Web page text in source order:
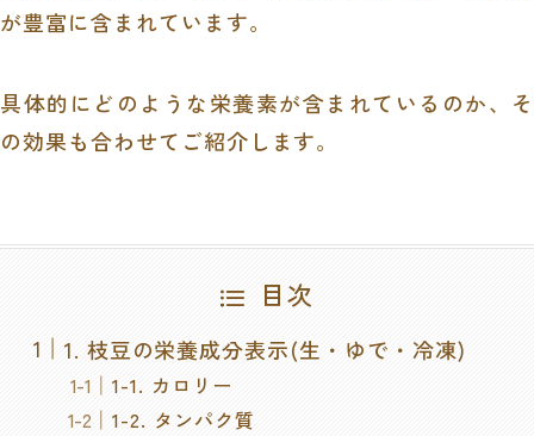
が豊富に含まれています。
具体的にどのような栄養素が含まれているのか、そ
の効果も合わせてご紹介します。
目次
1. 枝豆の栄養成分表示(生・ゆで・冷凍)
1-1. カロリー
1-2. タンパク質